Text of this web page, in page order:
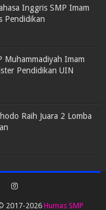
Inggris SMP Imam
Pendidikan
Muhammadiyah Imam
Pendidikan UIN
Raih Juara 2 Lomba
2017-2026 Humas SMP